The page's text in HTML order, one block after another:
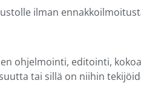
ilman
ohjelmointi, editointi,
tai sillä on niihin